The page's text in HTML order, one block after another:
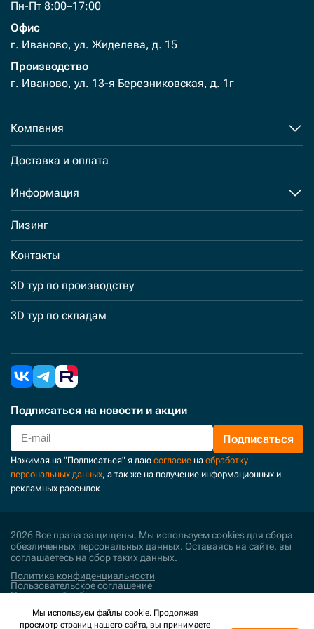
Пн-Пт 8:00–17:00
Офис
г. Иваново, ул. Жиделева, д. 15
Производство
г. Иваново, ул. 13-я Березниковская, д. 1г
Компания
Доставка и оплата
Информация
Лизинг
Контакты
3D тур по производству
3D тур по складам
Подписаться на новости и акции
Подписаться
Нажимая на "Подписаться" я даю согласие на обработку
персональных данных, а так же на получение информационных и
рекламных рассылок
2026 Все права защищены. Мы используем cookies для сбора
обезличенных персональных данных. Оставаясь на сайте, вы
соглашаетесь на сбор таких данных.
Политика конфиденциальности
Пользовательское соглашение
Политика обработки персональных данных
Поддержка и развитие
Мы используем файлы cookie. Продолжая
просмотр страниц нашего сайта, вы принимаете